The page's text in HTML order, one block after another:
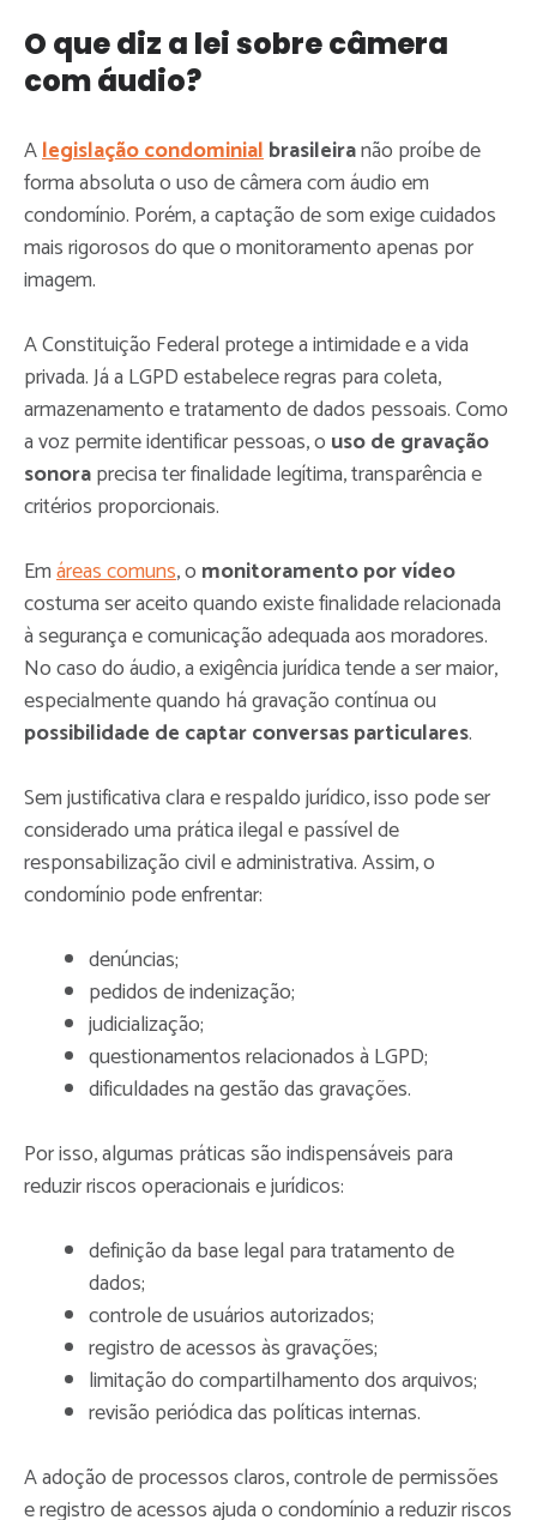
O que diz a lei sobre câmera
com áudio?
Alegislação condominialbrasileiranão proíbe de
forma absoluta o uso de câmera com áudio em
condomínio. Porém, a captação de som exige cuidados
mais rigorosos do que o monitoramento apenas por
imagem.
A Constituição Federal protege a intimidade e a vida
privada. Já a LGPD estabelece regras para coleta,
armazenamento e tratamento de dados pessoais. Como
a voz permite identificar pessoas, o uso de gravação
sonoraprecisa ter finalidade legítima, transparência e
critérios proporcionais.
Emáreas comuns, o monitoramento por vídeo
costuma ser aceito quando existe finalidade relacionada
à segurança e comunicação adequada aos moradores.
No caso do áudio, a exigência jurídica tende a ser maior,
especialmente quando há gravação contínua ou
possibilidade de captar conversas particulares.
Sem justificativa clara e respaldo jurídico, isso pode ser
considerado uma prática ilegal e passível de
responsabilização civil e administrativa. Assim, o
condomínio pode enfrentar:
denúncias;
pedidos de indenização;
judicialização;
questionamentos relacionados à LGPD;
dificuldades na gestão das gravações.
Por isso, algumas práticas são indispensáveis para
reduzir riscos operacionais e jurídicos:
definição da base legal para tratamento de
dados;
controle de usuários autorizados;
registro de acessos às gravações;
limitação do compartilhamento dos arquivos;
revisão periódica das políticas internas.
A adoção de processos claros, controle de permissões
e registro de acessos ajuda o condomínio a reduzir riscos